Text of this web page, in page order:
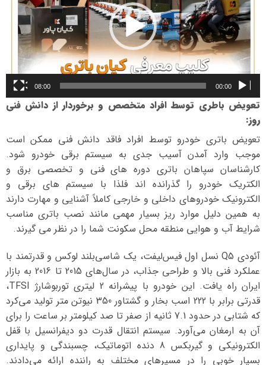
00:00
08:00
تعویض باطری توسط افراد متخصص و برخوردار از دانش فنی
روز:
تعویض باتری خودرو توسط افراد فاقد دانش فنی ممکن است
موجب وارد آمدن آسیب جدی به سیستم برقی خودرو شود.
کارشناسان سپاهان باتری دوره های فنی و تخصصی برق و
الکتریک خودرو را گذرانده اند فلذا با سیستم های برقی و
الکترونیک خودروهای داخلی و خارجی کاملاً آشنایی و مهارت دارند
به همین دلیل موارد ریز بسیار مهمی مانند نصب باتری مناسب
شرایط آب و هوایی منطقه محل سکونت شما را در نظر می گیرند.
آئودی Q5 نسل اول فیس‌لیفت، یک شاسی‌بلند لوکس و قدرتمند با
عملکرد فنی بالا و طراحی جذاب، در سال‌های 2015 تا 2016 به بازار
ایران راه یافت. این خودرو با پیشرانه 2 لیتری توربوشارژ TFSI،
قدرتی برابر با 222 اسب بخار و گشتاور 350 نیوتن متر تولید می‌کرد
که شتابی در حدود 7.1 ثانیه از صفر تا صد کیلومتر بر ساعت را برای
آن به ارمغان می‌آورد. سیستم انتقال قدرت دو دیفرانسیل با قفل
الکترونیکی و گیربکس 8 دنده اتوماتیک، چسبندگی و پایداری
بسیار خوبی را در مسیرهای مختلف به راننده ارائه می‌دادند.